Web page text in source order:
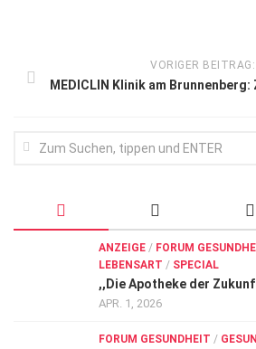
VORIGER BEITRAG:
MEDICLIN Klinik am
ANZEIGE / FORUM
LEBENSART / SPECIAL
,,Die Apotheke der
APR. 1, 2026
FORUM GESUNDHEIT /